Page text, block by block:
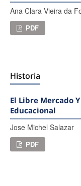
Ana Clara Vieira da
PDF
Historia
El Libre Mercado
Educacional
Jose Michel Salazar
PDF